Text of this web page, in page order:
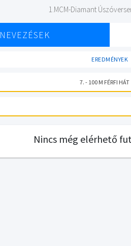
1.MCM-Diamant
NEVEZÉSEK
EREDMÉNYEK
7. - 100 M FÉRFI HÁT
Nincs még elérhető